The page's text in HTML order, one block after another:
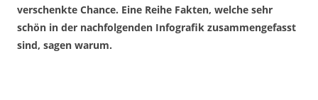
verschenkte Chance. Eine Reihe Fakten, welche sehr
schön in der nachfolgenden Infografik zusammengefasst
sind, sagen warum.